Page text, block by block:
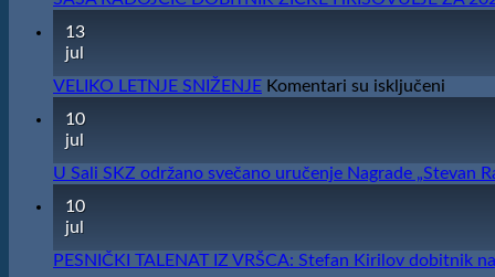
13
jul
VELIKO LETNJE SNIŽENJE Komentari su isključeni
10
jul
U Sali SKZ održano svečano uručenje Nagrade „Stevan
10
jul
PESNIČKI TALENAT IZ VRŠCA: Stefan Kirilov dobitnik